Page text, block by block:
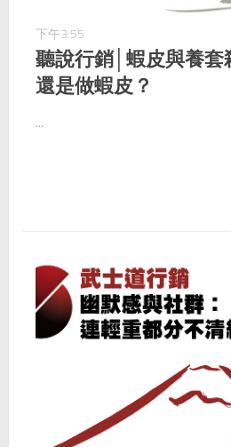
下午3:55
聽說行銷│蝦皮與養
還是做蝦皮？
...